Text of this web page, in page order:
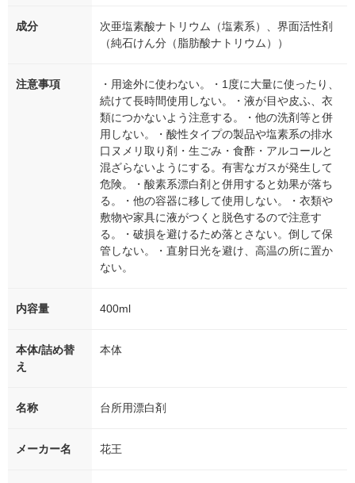
成分
次亜塩素酸ナトリウム（塩素系）、界面活性剤
（純石けん分（脂肪酸ナトリウム））
注意事項
・用途外に使わない。・1度に大量に使ったり、
続けて長時間使用しない。・液が目や皮ふ、衣
類につかないよう注意する。・他の洗剤等と併
用しない。・酸性タイプの製品や塩素系の排水
口ヌメリ取り剤・生ごみ・食酢・アルコールと
混ざらないようにする。有害なガスが発生して
危険。・酸素系漂白剤と併用すると効果が落ち
る。・他の容器に移して使用しない。・衣類や
敷物や家具に液がつくと脱色するので注意す
る。・破損を避けるため落とさない。倒して保
管しない。・直射日光を避け、高温の所に置か
ない。
内容量 400ml
本体/詰め替
え
本体
名称 台所用漂白剤
メーカー名 花王